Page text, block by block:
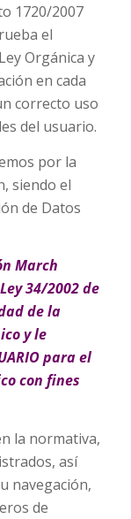
1720/2007
el
Orgánica y
en cada
correcto uso
del usuario.
por la
siendo el
de Datos
March
34/2002 de
de la
y le
para el
con fines
la normativa,
así
navegación,
de